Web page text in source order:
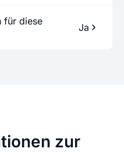
für diese
Ja
zur